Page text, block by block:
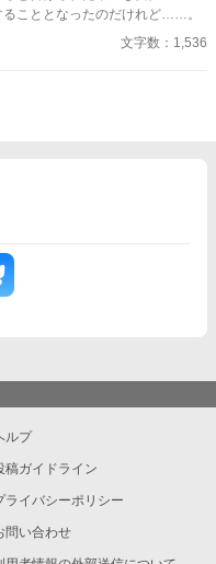
こととなったのだけれど……。
文字数：1,536
ルプ
稿ガイドライン
ライバシーポリシー
問い合わせ